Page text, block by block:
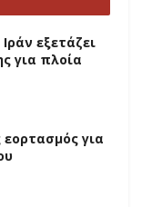
εξετάζει
για πλοία
εορτασμός για